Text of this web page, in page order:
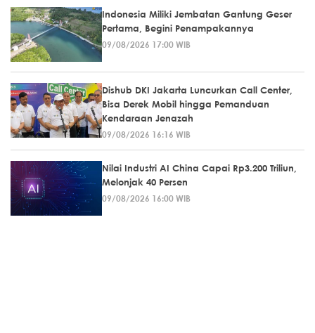
Indonesia Miliki Jembatan Gantung Geser
Pertama, Begini Penampakannya
09/08/2026 17:00 WIB
Dishub DKI Jakarta Luncurkan Call Center,
Bisa Derek Mobil hingga Pemanduan
Kendaraan Jenazah
09/08/2026 16:16 WIB
Nilai Industri AI China Capai Rp3.200 Triliun,
Melonjak 40 Persen
09/08/2026 16:00 WIB